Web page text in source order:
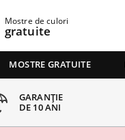
Mostre de culori
gratuite
MOSTRE GRATUITE
GARANȚIE
DE 10 ANI